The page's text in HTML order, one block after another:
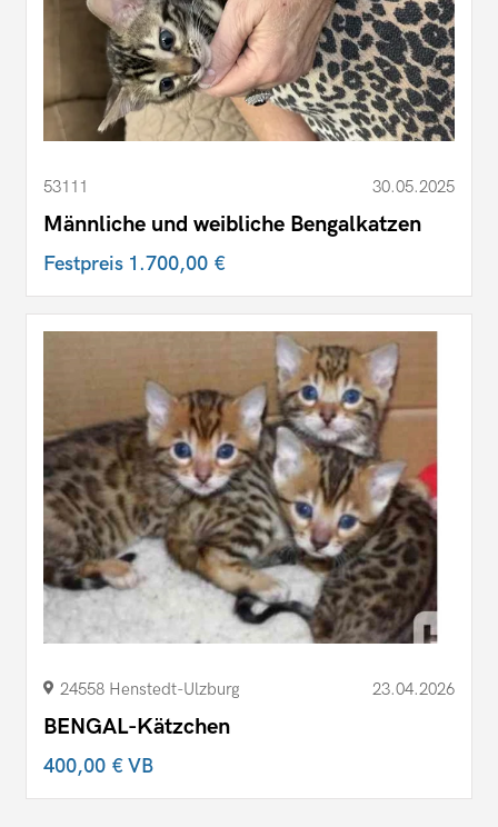
53111 30.05.2025
Männliche und weibliche Bengalkatzen
Festpreis 1.700,00 €
24558 Henstedt-Ulzburg 23.04.2026
BENGAL-Kätzchen
400,00 €VB